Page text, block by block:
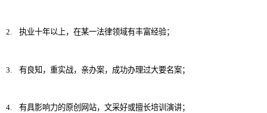
2. 执业十年以上，在某一法律领域有丰富经验；
3. 有良知，重实战，亲办案，成功办理过大要名案；
4. 有具影响力的原创网站，文采好或擅长培训演讲；